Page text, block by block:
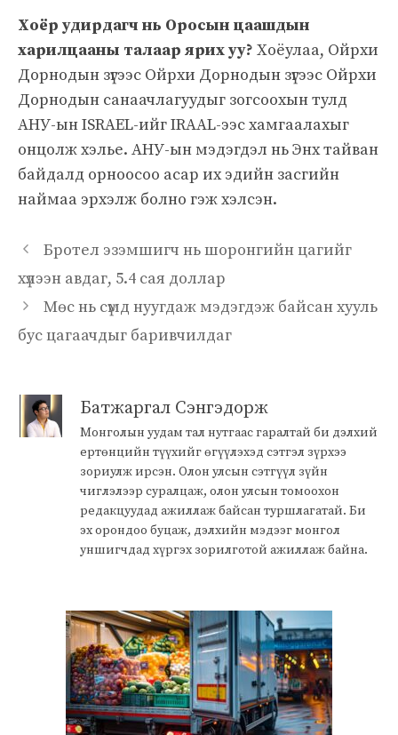
Хоёр удирдагч нь Оросын цаашдын
харилцааны талаар ярих уу? Хоёулаа, Ойрхи
Дорнодын зүгээс Ойрхи Дорнодын зүгээс Ойрхи
Дорнодын санаачлагуудыг зогсоохын тулд
АНУ-ын ISRAEL-ийг IRAAL-ээс хамгаалахыг
онцолж хэлье. АНУ-ын мэдэгдэл нь Энх тайван
байдалд орноосоо асар их эдийн засгийн
наймаа эрхэлж болно гэж хэлсэн.
Бротел эзэмшигч нь шоронгийн цагийг
хүлээн авдаг, 5.4 сая доллар
Мөс нь сүмд нуугдаж мэдэгдэж байсан хууль
бус цагаачдыг баривчилдаг
Батжаргал Сэнгэдорж
Монголын уудам тал нутгаас гаралтай би дэлхий
ертөнцийн түүхийг өгүүлэхэд сэтгэл зүрхээ
зориулж ирсэн. Олон улсын сэтгүүл зүйн
чиглэлээр суралцаж, олон улсын томоохон
редакцуудад ажиллаж байсан туршлагатай. Би
эх орондоо буцаж, дэлхийн мэдээг монгол
уншигчдад хүргэх зорилготой ажиллаж байна.